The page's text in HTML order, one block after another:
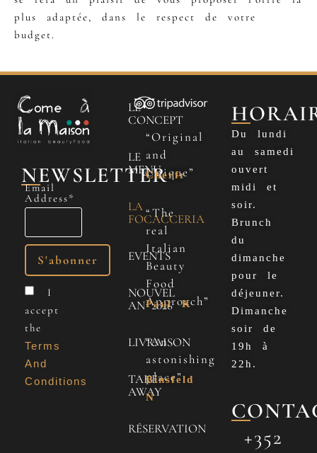
plus adaptée, dans le respect de votre
budget.
NEWSLETTER
Email
Address*
I
accept
the
Terms
And
Conditions
LE
CONCEPT
LE
MENU
LA
FOCACCERIA
EVENTS
NOUVEL
AN 2026
LIVRAISON
TAKE
AWAY
RÉSERVATION
“Original
and
Unique”
Cherfr
“The
real
Italian
Beauty
Food
Approach”
Paul K
“An
astonishing
place”
Binsfeld
N
Du lundi
au samedi
ouvert
midi et
soir.
Brunch
du
dimanche
pour le
déjeuner.
Dimanche
soir de
19h à
22h.
+352